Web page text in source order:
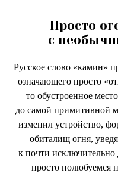
Просто
с
Русское слово «камин»
означающего просто
то обустроенное
до самой примитивной
изменил устройство,
обиталищ огня,
к почти исключительно
просто полюбуемся